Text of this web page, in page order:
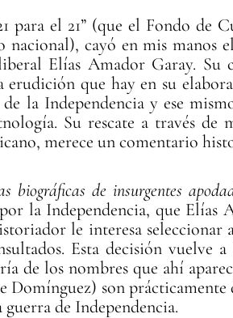
para el 21” (que el Fondo de
nacional), cayó en mis
Elías Amador Garay. Su
que hay en su
la Independencia y ese
Su rescate a través de
merece un comentario
biográficas de insurgentes
la Independencia, que Elías
le interesa seleccionar
Esta decisión vuelve
de los nombres que ahí
son prácticamente
guerra de Independencia.